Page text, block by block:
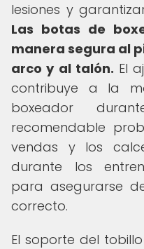
lesiones y
Las botas de
manera segura al
arco y al talón. El
contribuye a la
boxeador
recomendable
vendas y los
durante los
para asegurarse
correcto.
El soporte del